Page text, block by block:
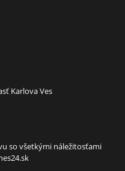
Karlova Ves
so všetkými náležitosťami